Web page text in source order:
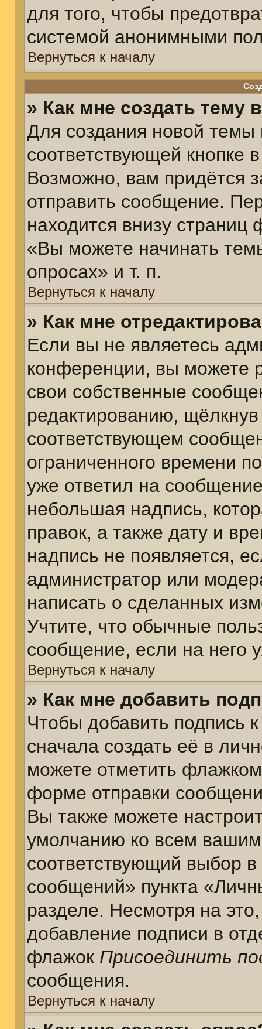
для того, чтобы
системой анонимными
Вернуться к началу
» Как мне создать тему
Для создания новой
соответствующей кнопке
Возможно, вам придётся
отправить сообщение.
находится внизу
«Вы можете начинать
опросах» и т. п.
Вернуться к началу
» Как мне
Если вы не являетесь
конференции, вы можете
свои собственные
редактированию,
соответствующем
ограниченного времени
уже ответил на
небольшая надпись,
правок, а также дату и
надпись не появляется,
администратор или
написать о сделанных
Учтите, что обычные
сообщение, если на него
Вернуться к началу
» Как мне добавить
Чтобы добавить
сначала создать её в
можете отметить
форме отправки
Вы также можете
умолчанию ко всем
соответствующий выбор
сообщений» пункта
разделе. Несмотря на
добавление подписи в
флажок Присоединить
сообщения.
Вернуться к началу